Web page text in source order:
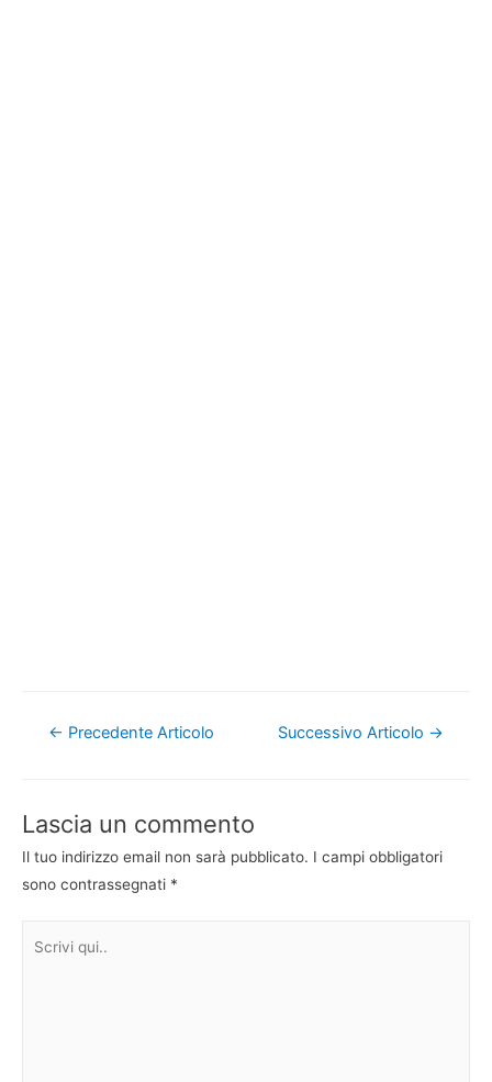
Navigazione
← Precedente Articolo Successivo Articolo →
Lascia un commento
Il tuo indirizzo email non sarà pubblicato. I campi obbligatori
sono contrassegnati *